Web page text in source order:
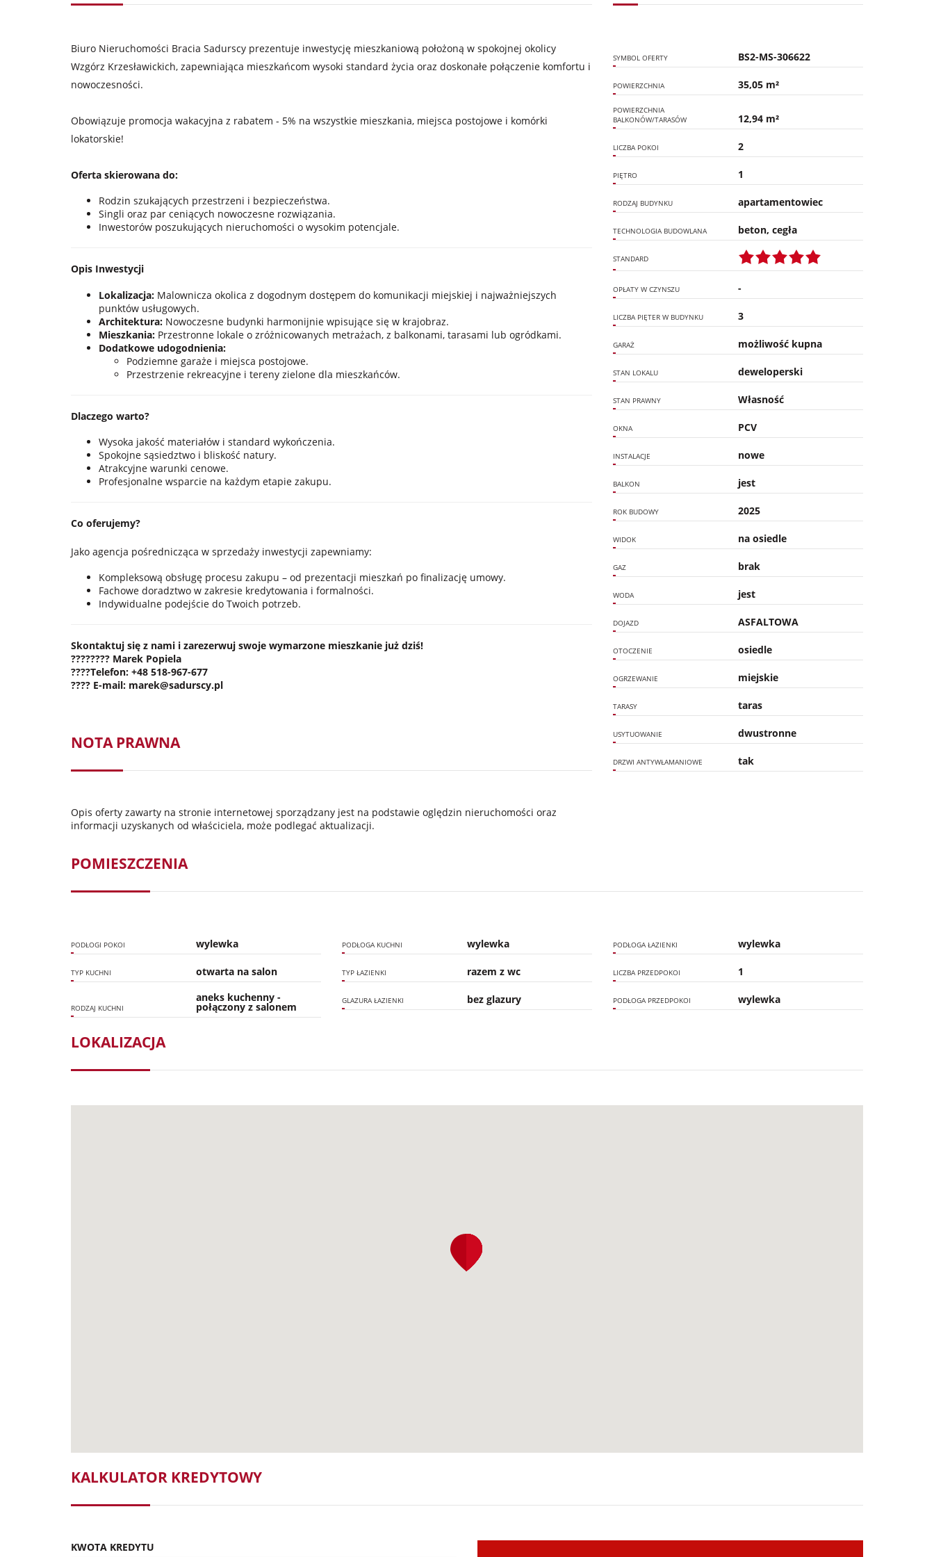
Biuro Nieruchomości Bracia Sadurscy prezentuje inwestycję mieszkaniową położoną w spokojnej okolicy
Wzgórz Krzesławickich, zapewniająca mieszkańcom wysoki standard życia oraz doskonałe połączenie komfortu i
nowoczesności.
Obowiązuje promocja wakacyjna z rabatem - 5% na wszystkie mieszkania, miejsca postojowe i komórki
lokatorskie!
Oferta skierowana do:
Rodzin szukających przestrzeni i bezpieczeństwa.
Singli oraz par ceniących nowoczesne rozwiązania.
Inwestorów poszukujących nieruchomości o wysokim potencjale.
Opis Inwestycji
Lokalizacja: Malownicza okolica z dogodnym dostępem do komunikacji miejskiej i najważniejszych
punktów usługowych.
Architektura: Nowoczesne budynki harmonijnie wpisujące się w krajobraz.
Mieszkania: Przestronne lokale o zróżnicowanych metrażach, z balkonami, tarasami lub ogródkami.
Dodatkowe udogodnienia:
Podziemne garaże i miejsca postojowe.
Przestrzenie rekreacyjne i tereny zielone dla mieszkańców.
Dlaczego warto?
Wysoka jakość materiałów i standard wykończenia.
Spokojne sąsiedztwo i bliskość natury.
Atrakcyjne warunki cenowe.
Profesjonalne wsparcie na każdym etapie zakupu.
Co oferujemy?
Jako agencja pośrednicząca w sprzedaży inwestycji zapewniamy:
Kompleksową obsługę procesu zakupu – od prezentacji mieszkań po finalizację umowy.
Fachowe doradztwo w zakresie kredytowania i formalności.
Indywidualne podejście do Twoich potrzeb.
Skontaktuj się z nami i zarezerwuj swoje wymarzone mieszkanie już dziś!
????‍???? Marek Popiela
????Telefon: +48 518-967-677
???? E-mail: marek@sadurscy.pl
NOTA PRAWNA
Opis oferty zawarty na stronie internetowej sporządzany jest na podstawie oględzin nieruchomości oraz
informacji uzyskanych od właściciela, może podlegać aktualizacji.
SYMBOL OFERTY BS2-MS-306622
POWIERZCHNIA 35,05 m²
POWIERZCHNIA
BALKONÓW/TARASÓW
12,94 m²
LICZBA POKOI 2
PIĘTRO 1
RODZAJ BUDYNKU apartamentowiec
TECHNOLOGIA BUDOWLANA beton, cegła
STANDARD
OPŁATY W CZYNSZU -
LICZBA PIĘTER W BUDYNKU 3
GARAŻ możliwość kupna
STAN LOKALU deweloperski
STAN PRAWNY Własność
OKNA PCV
INSTALACJE nowe
BALKON jest
ROK BUDOWY 2025
WIDOK na osiedle
GAZ brak
WODA jest
DOJAZD ASFALTOWA
OTOCZENIE osiedle
OGRZEWANIE miejskie
TARASY taras
USYTUOWANIE dwustronne
DRZWI ANTYWŁAMANIOWE tak
POMIESZCZENIA
PODŁOGI POKOI wylewka
TYP KUCHNI otwarta na salon
RODZAJ KUCHNI
aneks kuchenny -
połączony z salonem
PODŁOGA KUCHNI wylewka
TYP ŁAZIENKI razem z wc
GLAZURA ŁAZIENKI bez glazury
PODŁOGA ŁAZIENKI wylewka
LICZBA PRZEDPOKOI 1
PODŁOGA PRZEDPOKOI wylewka
LOKALIZACJA
KALKULATOR KREDYTOWY
KWOTA KREDYTU